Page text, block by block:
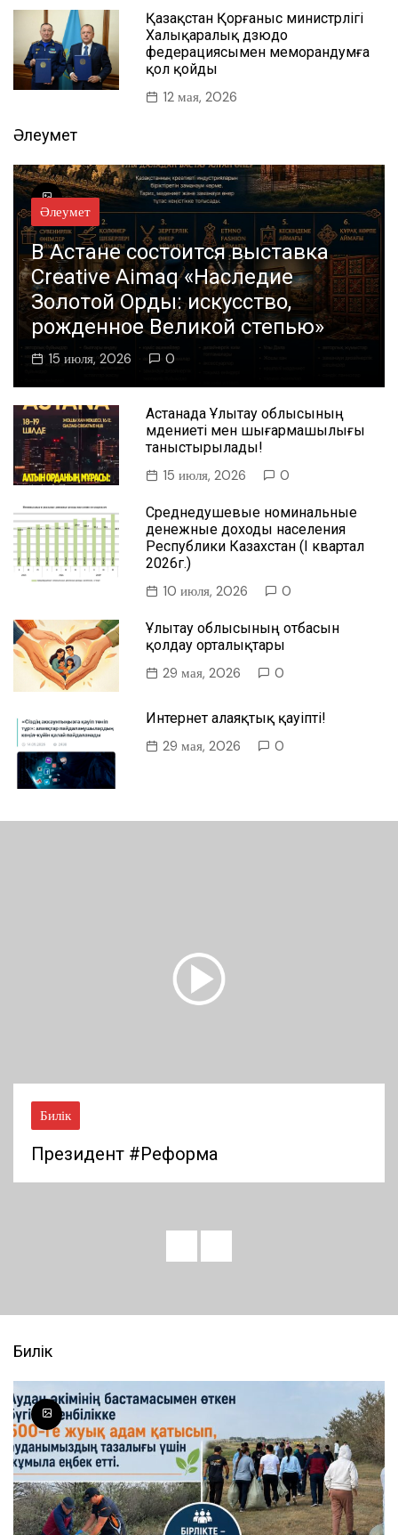
Қазақстан Қорғаныс министрлігі
Халықаралық дзюдо
федерациясымен меморандумға
қол қойды
12 мая, 2026
Әлеумет
Әлеумет
В Астане состоится выставка
Creative Aimaq «Наследие
Золотой Орды: искусство,
рожденное Великой степью»
15 июля, 2026 0
Астанада Ұлытау облысының
мәдениеті мен шығармашылығы
таныстырылады!
15 июля, 2026 0
Среднедушевые номинальные
денежные доходы населения
Республики Казахстан (I квартал
2026г.)
10 июля, 2026 0
Ұлытау облысының отбасын
қолдау орталықтары
29 мая, 2026 0
Интернет алаяқтық қауіпті!
29 мая, 2026 0
Билік